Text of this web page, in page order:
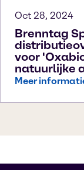
Oct 28, 2024
Brenntag
voor
natuurlijke
Meer